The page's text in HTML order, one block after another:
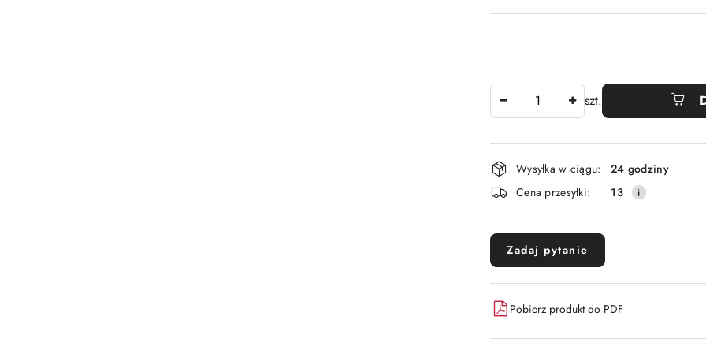
szt.
Dostępność
i
dostawa
Wysyłka w ciągu:
24 godziny
Cena przesyłki:
13
Zadaj pytanie
Pobierz produkt do PDF